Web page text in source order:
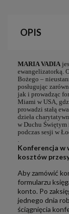
OPIS
MARIA VADIA
ewangelizatorką.
Bożego –
posługując
jak i prowadząc
Miami w USA,
prowadzi stałą
dzieła
w Duchu Świętym
podczas sesji w
.
Konferencja w
kosztów
Aby zamówić
formularzu
konto. Po
jednego dnia
ściągnięcia